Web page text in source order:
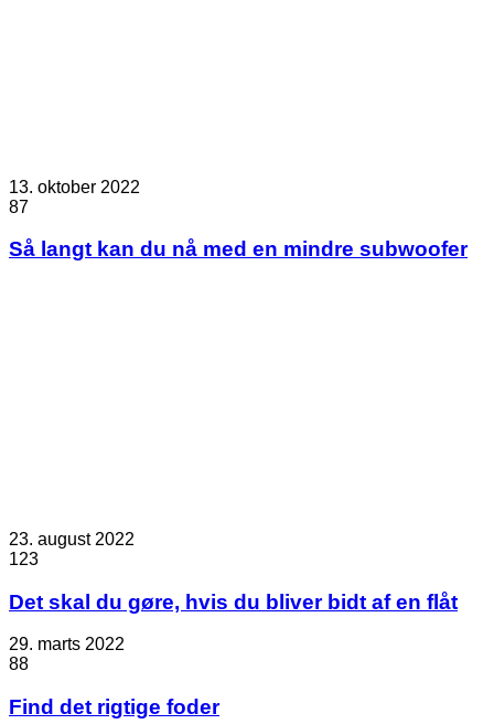
13. oktober 2022
87
Så langt kan du nå med en mindre subwoofer
23. august 2022
123
Det skal du gøre, hvis du bliver bidt af en flåt
29. marts 2022
88
Find det rigtige foder